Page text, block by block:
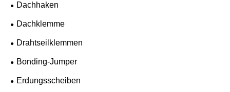
Dachhaken
Dachklemme
Drahtseilklemmen
Bonding-Jumper
Erdungsscheiben